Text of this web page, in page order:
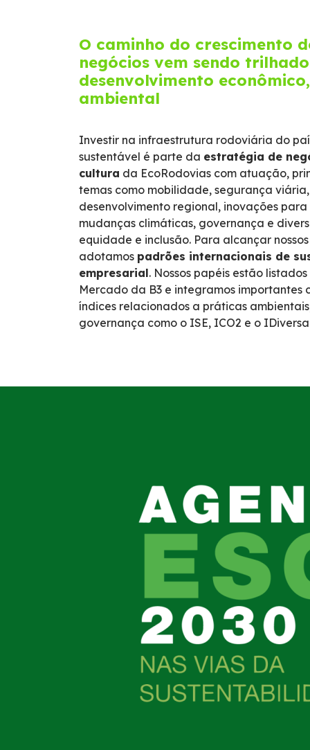
O caminho do crescimento
negócios vem sendo
desenvolvimento
ambiental
Investir na infraestrutura rodoviária do
sustentável é parte da estratégia de
cultura da EcoRodovias com atuação,
temas como mobilidade, segurança
desenvolvimento regional, inovações para
mudanças climáticas, governança e
equidade e inclusão. Para alcançar
adotamos padrões internacionais de
empresarial. Nossos papéis estão
Mercado da B3 e integramos importantes
índices relacionados a práticas
governança como o ISE, ICO2 e o